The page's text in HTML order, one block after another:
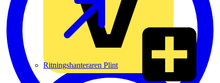
Ritningshanteraren Plint